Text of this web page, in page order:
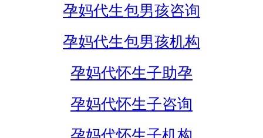
孕妈代生包男孩咨询
孕妈代生包男孩机构
孕妈代怀生子助孕
孕妈代怀生子咨询